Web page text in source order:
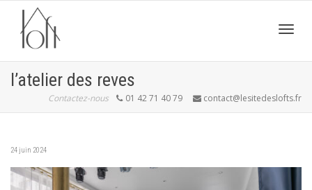
l’atelier des reves
Contactez-nous 01 42 71 40 79 contact@lesitedeslofts.fr
24 juin 2024